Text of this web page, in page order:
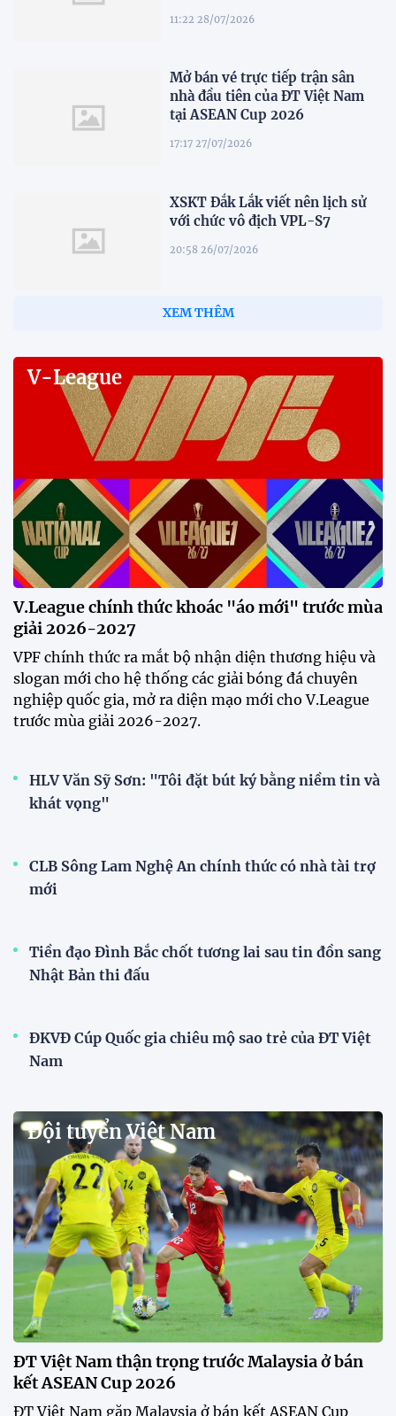
11:22 28/07/2026
Mở bán vé trực tiếp trận sân
nhà đầu tiên của ĐT Việt Nam
tại ASEAN Cup 2026
17:17 27/07/2026
XSKT Đắk Lắk viết nên lịch sử
với chức vô địch VPL-S7
20:58 26/07/2026
XEM THÊM
V-League
V.League chính thức khoác "áo mới" trước mùa
giải 2026-2027
VPF chính thức ra mắt bộ nhận diện thương hiệu và
slogan mới cho hệ thống các giải bóng đá chuyên
nghiệp quốc gia, mở ra diện mạo mới cho V.League
trước mùa giải 2026-2027.
HLV Văn Sỹ Sơn: "Tôi đặt bút ký bằng niềm tin và
khát vọng"
CLB Sông Lam Nghệ An chính thức có nhà tài trợ
mới
Tiền đạo Đình Bắc chốt tương lai sau tin đồn sang
Nhật Bản thi đấu
ĐKVĐ Cúp Quốc gia chiêu mộ sao trẻ của ĐT Việt
Nam
Đội tuyển Việt Nam
ĐT Việt Nam thận trọng trước Malaysia ở bán
kết ASEAN Cup 2026
ĐT Việt Nam gặp Malaysia ở bán kết ASEAN Cup